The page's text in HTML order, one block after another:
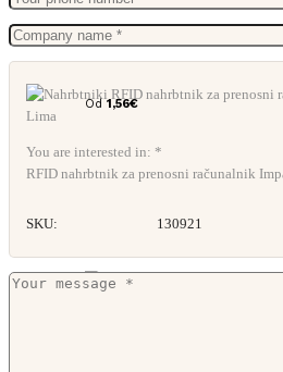
Vrečka Andre iz bombaža
Od1,56€
Hladilni nahrbtnik iz
You are interested in: *
RFID nahrbtnik za prenosni računalnik
SKU: 130921